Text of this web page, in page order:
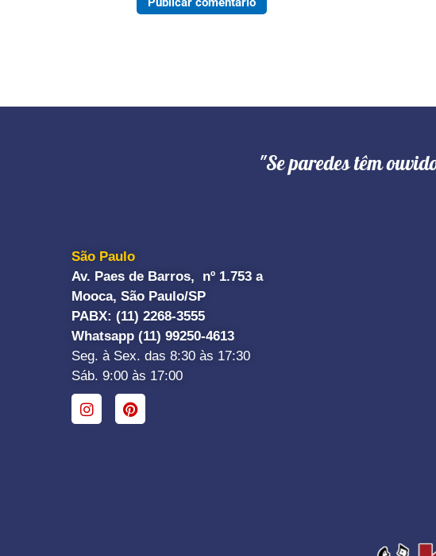
"Se paredes têm
São Paulo
Av. Paes de Barros, nº 1.753 a
Mooca, São Paulo/SP
PABX: (11) 2268-3555
Whatsapp (11) 99250-4613
Seg. à Sex. das 8:30 às 17:30
Sáb. 9:00 às 17:00